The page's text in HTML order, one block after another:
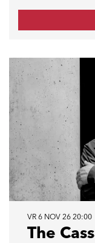
The
VR 6 NOV 26 20:00